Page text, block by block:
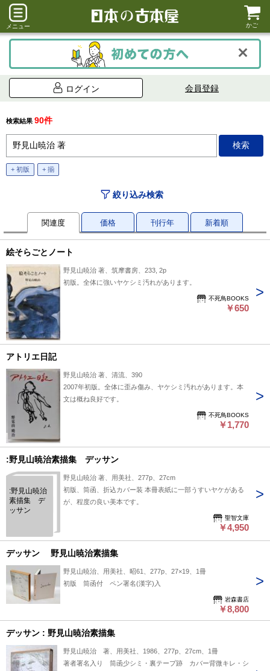
メニュー かご
ログイン 会員登録
検索結果 90件
+ 初版 + 揃
絞り込み検索
関連度 価格 刊行年 新着順
絵そらごとノート
野見山暁治 著、筑摩書房、233, 2p
初版。全体に強いヤケシミ汚れがあります。
不死鳥BOOKS
￥650
アトリエ日記
野見山暁治 著、清流、390
2007年初版。全体に歪み傷み、ヤケシミ汚れがあります。本
文は概ね良好です。
不死鳥BOOKS
￥1,770
:野見山暁治素描集 デッサン
:野見山暁治
素描集 デ
ッサン
野見山暁治 著、用美社、277p、27cm
初版、筒函、折込カバー装 本冊表紙に一部うすいヤケがある
が、程度の良い美本です。
聖智文庫
￥4,950
デッサン 野見山暁治素描集
野見山暁治、用美社、昭61、277p、27×19、1冊
初版 筒函付 ペン署名(漢字)入
岩森書店
￥8,800
デッサン : 野見山暁治素描集
野見山暁治 著、用美社、1986、277p、27cm、1冊
著者署名入り 筒函少シミ・裏テープ跡 カバー背微キレ・シ